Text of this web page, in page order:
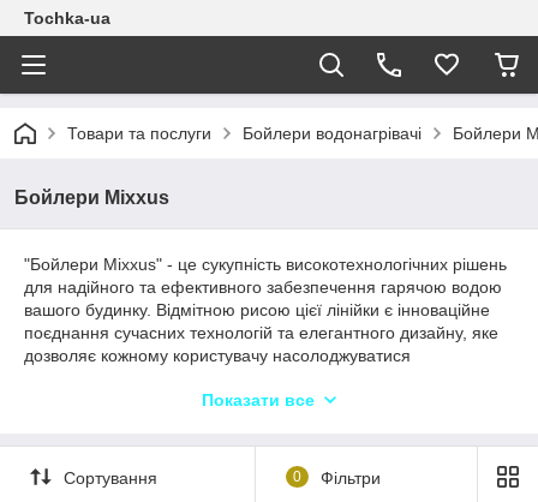
Tochka-ua
Товари та послуги Бойлери водонагрівачі Бойлери
Бойлери Mixxus
"Бойлери Mixxus" - це сукупність високотехнологічних рішень
для надійного та ефективного забезпечення гарячою водою
вашого будинку. Відмітною рисою цієї лінійки є інноваційне
поєднання сучасних технологій та елегантного дизайну, яке
дозволяє кожному користувачу насолоджуватися
представляють собою симбіоз стабільності, надійності та
Показати все
Сортування 0 Фільтри